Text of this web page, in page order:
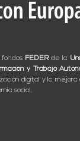
FEDERde la
y Trabajo
digital y la
social.